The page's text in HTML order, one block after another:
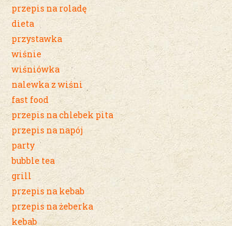
przepis na roladę
dieta
przystawka
wiśnie
wiśniówka
nalewka z wiśni
fast food
przepis na chlebek pita
przepis na napój
party
bubble tea
grill
przepis na kebab
przepis na żeberka
kebab